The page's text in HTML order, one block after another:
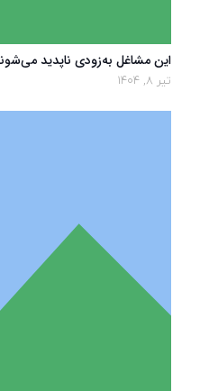
این مشاغل به‌زودی ناپدید
تیر 8, 1404